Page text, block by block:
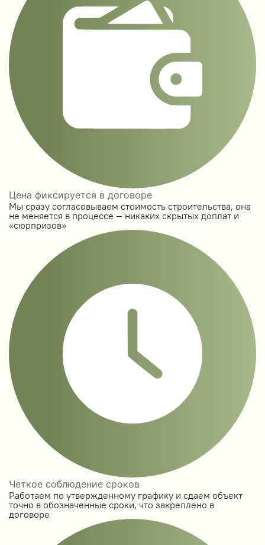
Цена фиксируется в договоре
Мы сразу согласовываем стоимость строительства, она
не меняется в процессе — никаких скрытых доплат и
«сюрпризов»
Четкое соблюдение сроков
Работаем по утвержденному графику и сдаем объект
точно в обозначенные сроки, что закреплено в
договоре